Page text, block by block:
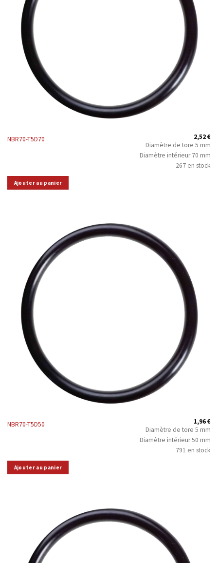
NBR70-T5D70 2,52€
Diamètre de tore 5 mm
Diamètre intérieur 70 mm
267 en stock
Ajouter au panier
NBR70-T5D50 1,96€
Diamètre de tore 5 mm
Diamètre intérieur 50 mm
791 en stock
Ajouter au panier